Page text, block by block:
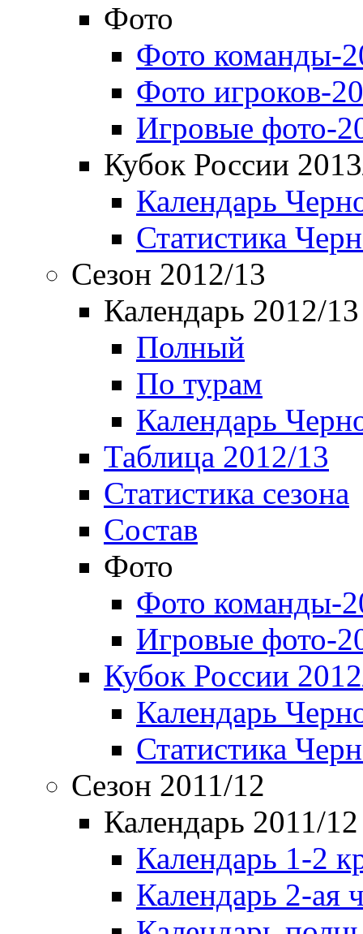
Фото
Фото команды-
Фото игроков-
Игровые фото-
Кубок России
Календарь
Статистика
Сезон 2012/13
Календарь 2012/13
Полный
По турам
Календарь
Таблица 2012/13
Статистика сезона
Состав
Фото
Фото команды-
Игровые фото-
Кубок России
Календарь
Статистика
Сезон 2011/12
Календарь 2011/12
Календарь 1-2
Календарь 2-ая